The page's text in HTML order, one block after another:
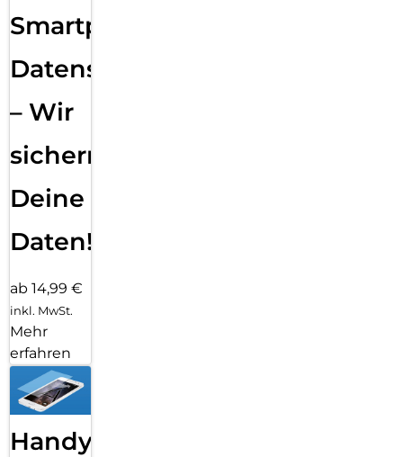
Smartphone
Datensicherung
– Wir
sichern
Deine
Daten!
ab 14,99 €
inkl. MwSt.
Mehr
erfahren
Handy